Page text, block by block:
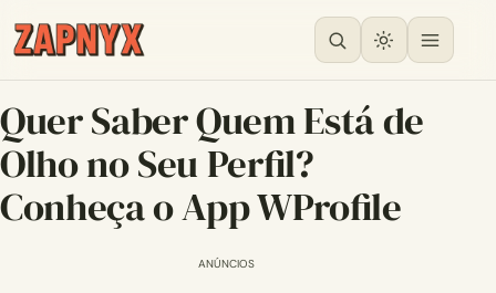
Quer Saber Quem Está de
Olho no Seu Perfil?
Conheça o App WProfile
ANÚNCIOS